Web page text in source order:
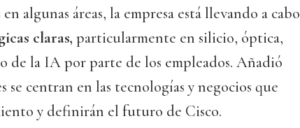
algunas áreas, la empresa está llevando a cabo
claras, particularmente en silicio, óptica,
de la IA por parte de los empleados. Añadió
se centran en las tecnologías y negocios que
y definirán el futuro de Cisco.